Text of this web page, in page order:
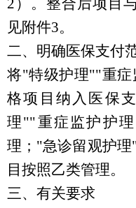
2 ）。整合后项目
见附件3。
二、明确医保支付
将"特级护理""重症
格项目纳入医保
理 ""重症监护护理
理； "急诊留观护理
目按照乙类管理。
三、有关要求